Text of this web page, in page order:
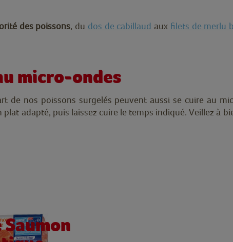
des poissons, du dos de cabillaud aux filets de merlu
micro-ondes
nos poissons surgelés peuvent aussi se cuire au
adapté, puis laissez cuire le temps indiqué. Veillez à
Saumon